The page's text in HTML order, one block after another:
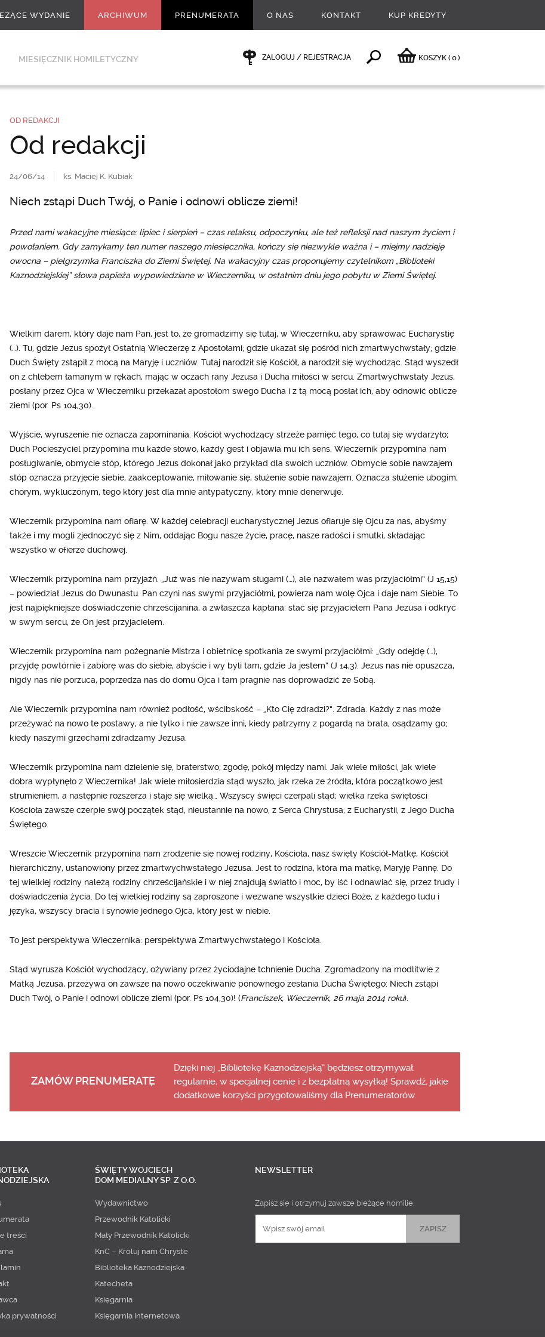
WYDANIE ARCHIWUM PRENUMERATA O NAS KONTAKT KUP KREDYTY
MIESIĘCZNIK HOMILETYCZNY ZALOGUJ / REJESTRACJA KOSZYK ( 0)
OD REDAKCJI
Od redakcji
24/06/14 ks. Maciej K. Kubiak
Niech zstąpi Duch Twój, o Panie i odnowi oblicze ziemi!
Przed nami wakacyjne miesiące: lipiec i sierpień – czas relaksu, odpoczynku, ale też refleksji nad naszym życiem i
powołaniem. Gdy zamykamy ten numer naszego miesięcznika, kończy się niezwykle ważna i – miejmy nadzieję
owocna – pielgrzymka Franciszka do Ziemi Świętej. Na wakacyjny czas proponujemy czytelnikom „Biblioteki
Kaznodziejskiej” słowa papieża wypowiedziane w Wieczerniku, w ostatnim dniu jego pobytu w Ziemi Świętej.
Wielkim darem, który daje nam Pan, jest to, że gromadzimy się tutaj, w Wieczerniku, aby sprawować Eucharystię
(…). Tu, gdzie Jezus spożył Ostatnią Wieczerzę z Apostołami; gdzie ukazał się pośród nich zmartwychwstały; gdzie
Duch Święty zstąpił z mocą na Maryję i uczniów. Tutaj narodził się Kościół, a narodził się wychodząc. Stąd wyszedł
on z chlebem łamanym w rękach, mając w oczach rany Jezusa i Ducha miłości w sercu. Zmartwychwstały Jezus,
posłany przez Ojca w Wieczerniku przekazał apostołom swego Ducha i z tą mocą posłał ich, aby odnowić oblicze
ziemi (por. Ps 104,30).
Wyjście, wyruszenie nie oznacza zapominania. Kościół wychodzący strzeże pamięć tego, co tutaj się wydarzyło;
Duch Pocieszyciel przypomina mu każde słowo, każdy gest i objawia mu ich sens. Wieczernik przypomina nam
posługiwanie, obmycie stóp, którego Jezus dokonał jako przykład dla swoich uczniów. Obmycie sobie nawzajem
stóp oznacza przyjęcie siebie, zaakceptowanie, miłowanie się, służenie sobie nawzajem. Oznacza służenie ubogim,
chorym, wykluczonym, tego który jest dla mnie antypatyczny, który mnie denerwuje.
Wieczernik przypomina nam ofiarę. W każdej celebracji eucharystycznej Jezus ofiaruje się Ojcu za nas, abyśmy
także i my mogli zjednoczyć się z Nim, oddając Bogu nasze życie, pracę, nasze radości i smutki, składając
wszystko w ofierze duchowej.
Wieczernik przypomina nam przyjaźń. „Już was nie nazywam sługami (…), ale nazwałem was przyjaciółmi” (J 15,15)
– powiedział Jezus do Dwunastu. Pan czyni nas swymi przyjaciółmi, powierza nam wolę Ojca i daje nam Siebie. To
jest najpiękniejsze doświadczenie chrześcijanina, a zwłaszcza kapłana: stać się przyjacielem Pana Jezusa i odkryć
w swym sercu, że On jest przyjacielem.
Wieczernik przypomina nam pożegnanie Mistrza i obietnicę spotkania ze swymi przyjaciółmi: „Gdy odejdę (…),
przyjdę powtórnie i zabiorę was do siebie, abyście i wy byli tam, gdzie Ja jestem” (J 14,3). Jezus nas nie opuszcza,
nigdy nas nie porzuca, poprzedza nas do domu Ojca i tam pragnie nas doprowadzić ze Sobą.
Ale Wieczernik przypomina nam również podłość, wścibskość – „Kto Cię zdradzi?”. Zdrada. Każdy z nas może
przeżywać na nowo te postawy, a nie tylko i nie zawsze inni, kiedy patrzymy z pogardą na brata, osądzamy go;
kiedy naszymi grzechami zdradzamy Jezusa.
Wieczernik przypomina nam dzielenie się, braterstwo, zgodę, pokój między nami. Jak wiele miłości, jak wiele
dobra wypłynęło z Wieczernika! Jak wiele miłosierdzia stąd wyszło, jak rzeka ze źródła, która początkowo jest
strumieniem, a następnie rozszerza i staje się wielką… Wszyscy święci czerpali stąd; wielka rzeka świętości
Kościoła zawsze czerpie swój początek stąd, nieustannie na nowo, z Serca Chrystusa, z Eucharystii, z Jego Ducha
Świętego.
Wreszcie Wieczernik przypomina nam zrodzenie się nowej rodziny, Kościoła, nasz święty Kościół-Matkę, Kościół
hierarchiczny, ustanowiony przez zmartwychwstałego Jezusa. Jest to rodzina, która ma matkę, Maryję Pannę. Do
tej wielkiej rodziny należą rodziny chrześcijańskie i w niej znajdują światło i moc, by iść i odnawiać się, przez trudy i
doświadczenia życia. Do tej wielkiej rodziny są zaproszone i wezwane wszystkie dzieci Boże, z każdego ludu i
języka, wszyscy bracia i synowie jednego Ojca, który jest w niebie.
To jest perspektywa Wieczernika: perspektywa Zmartwychwstałego i Kościoła.
Stąd wyrusza Kościół wychodzący, ożywiany przez życiodajne tchnienie Ducha. Zgromadzony na modlitwie z
Matką Jezusa, przeżywa on zawsze na nowo oczekiwanie ponownego zesłania Ducha Świętego: Niech zstąpi
Duch Twój, o Panie i odnowi oblicze ziemi (por. Ps 104,30)! (Franciszek, Wieczernik, 26 maja 2014 roku).
ZAMÓW PRENUMERATĘ
Dzięki niej „Bibliotekę Kaznodziejską” będziesz otrzymywał
regularnie, w specjalnej cenie i z bezpłatną wysyłką! Sprawdź, jakie
dodatkowe korzyści przygotowaliśmy dla Prenumeratorów.
treści
prywatności
ŚWIĘTY WOJCIECH
DOM MEDIALNY SP. Z O.O.
Wydawnictwo
Przewodnik Katolicki
Mały Przewodnik Katolicki
KnC – Króluj nam Chryste
Biblioteka Kaznodziejska
Katecheta
Księgarnia
Księgarnia Internetowa
NEWSLETTER
Zapisz się i otrzymuj zawsze bieżące homilie.